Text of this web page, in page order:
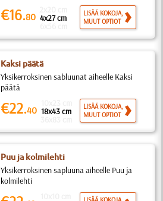
€16.80 4x27 cm
LISÄÄ KOKOJA,
MUUT OPTIOT
Kaksi päätä
Yksikerroksinen sabluunat aiheelle Kaksi
päätä
€22.40 18x43 cm
LISÄÄ KOKOJA,
MUUT OPTIOT
Puu ja kolmilehti
Yksikerroksinen sapluuna aiheelle Puu ja
kolmilehti